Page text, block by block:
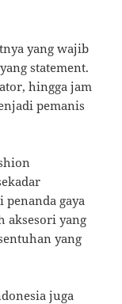
yang wajib
statement.
hingga jam
pemanis
gaya
aksesori yang
yang
juga